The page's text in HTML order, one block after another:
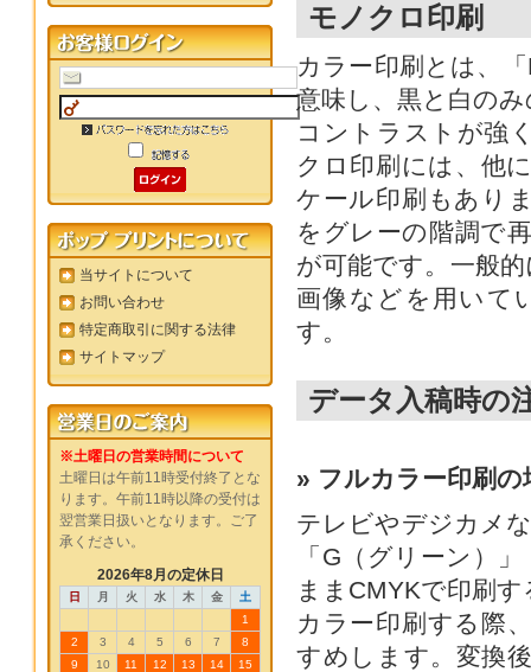
当サイトについて
お問い合わせ
特定商取引に関する法律
サイトマップ
※土曜日の営業時間について
土曜日は午前11時受付終了とな
ります。午前11時以降の受付は
翌営業日扱いとなります。ご了
承ください。
2026年8月の定休日
日 月 火 水 木 金
土
1
2
3 4 5 6 7
8
9
10 11 12 13 14
15
モノクロ印刷
カラー印刷とは、
意味し、黒と白の
コントラストが強
クロ印刷には、他
ケール印刷もあり
をグレーの階調で
が可能です。一般
画像などを用いて
す。
データ入稿時の
» フルカラー印刷の
テレビやデジカメ
「G（グリーン）
ままCMYKで印刷
カラー印刷する際
すめします。変換